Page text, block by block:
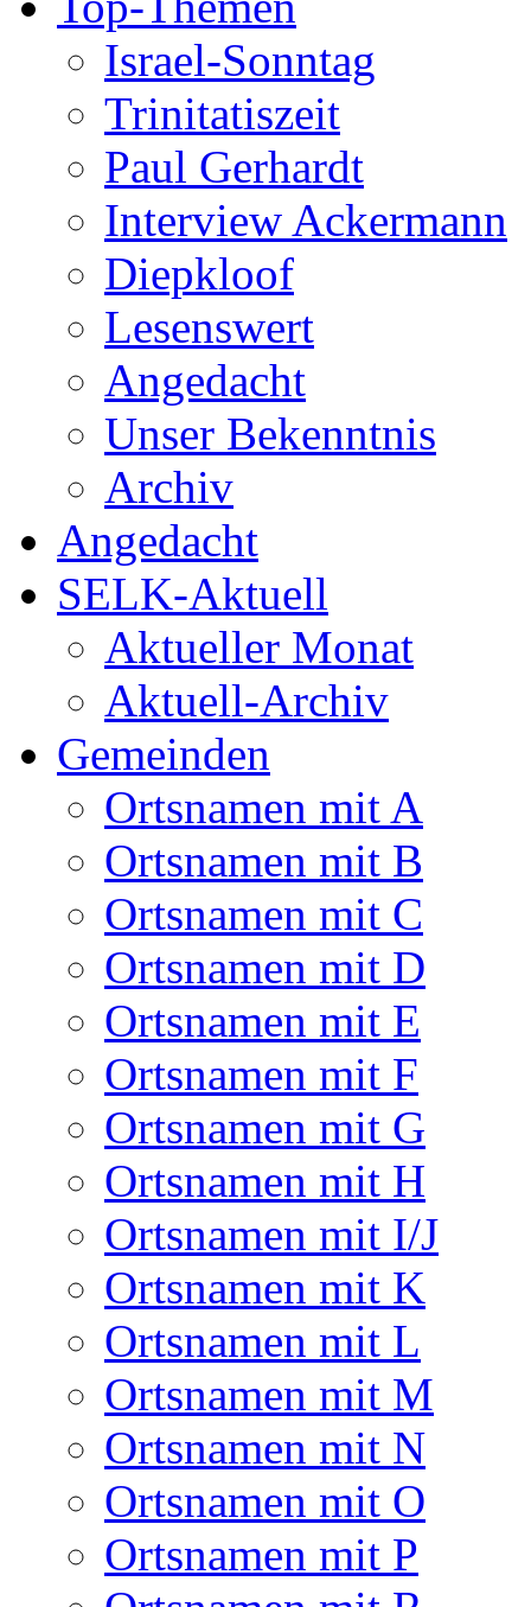
Israel-Sonntag
Trinitatiszeit
Paul Gerhardt
Interview Ackermann
Diepkloof
Lesenswert
Angedacht
Unser Bekenntnis
Archiv
Angedacht
SELK-Aktuell
Aktueller Monat
Aktuell-Archiv
Gemeinden
Ortsnamen mit A
Ortsnamen mit B
Ortsnamen mit C
Ortsnamen mit D
Ortsnamen mit E
Ortsnamen mit F
Ortsnamen mit G
Ortsnamen mit H
Ortsnamen mit I/J
Ortsnamen mit K
Ortsnamen mit L
Ortsnamen mit M
Ortsnamen mit N
Ortsnamen mit O
Ortsnamen mit P